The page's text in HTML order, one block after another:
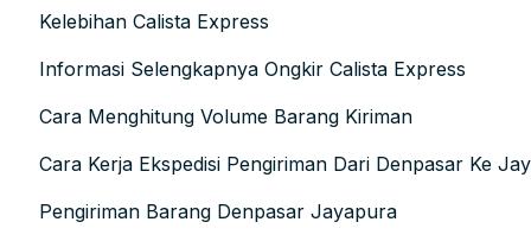
Kelebihan Calista Express
Informasi Selengkapnya Ongkir Calista Express
Cara Menghitung Volume Barang Kiriman
Cara Kerja Ekspedisi Pengiriman Dari Denpasar Ke
Pengiriman Barang Denpasar Jayapura